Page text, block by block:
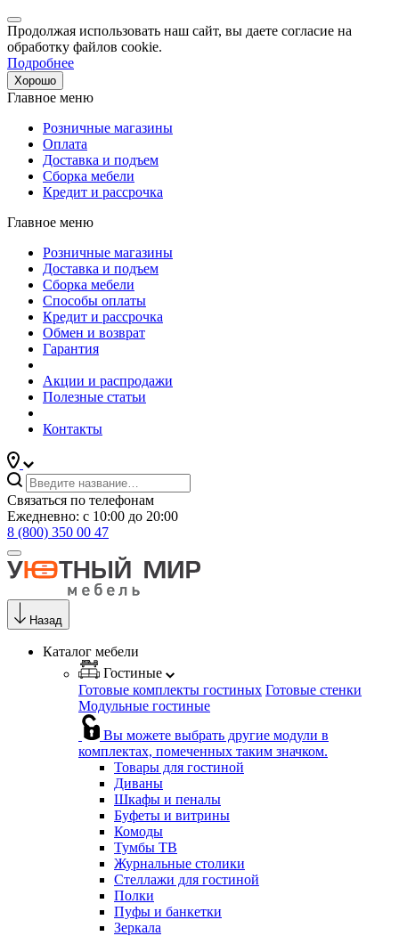
Продолжая использовать наш сайт, вы даете согласие на
обработку файлов cookie.
Подробнее
Хорошо
Главное меню
Розничные магазины
Оплата
Доставка и подъем
Сборка мебели
Кредит и рассрочка
Главное меню
Розничные магазины
Доставка и подъем
Сборка мебели
Способы оплаты
Кредит и рассрочка
Обмен и возврат
Гарантия
Акции и распродажи
Полезные статьи
Контакты
Связаться по телефонам
Ежедневно: с 10:00 до 20:00
8 (800) 350 00 47
Назад
Каталог мебели
Гостиные
Готовые комплекты гостиных Готовые стенки
Модульные гостиные
Вы можете выбрать другие модули в
комплектах, помеченных таким значком.
Товары для гостиной
Диваны
Шкафы и пеналы
Буфеты и витрины
Комоды
Тумбы ТВ
Журнальные столики
Стеллажи для гостиной
Полки
Пуфы и банкетки
Зеркала